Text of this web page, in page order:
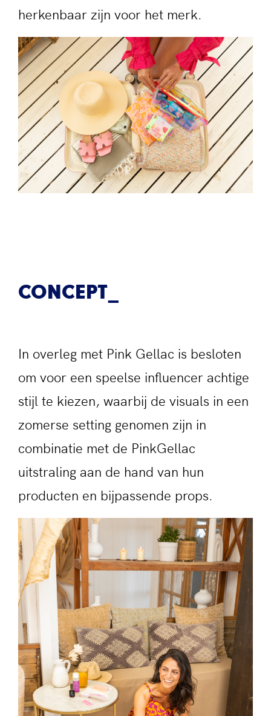
herkenbaar zijn voor het merk.
CONCEPT
In overleg met Pink Gellac is besloten
om voor een speelse influencer achtige
stijl te kiezen, waarbij de visuals in een
zomerse setting genomen zijn in
combinatie met de PinkGellac
uitstraling aan de hand van hun
producten en bijpassende props.